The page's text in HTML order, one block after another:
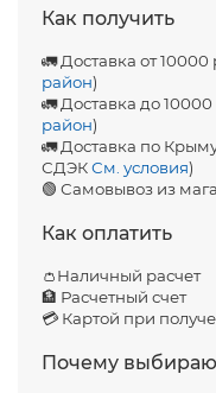
Как получить
🚛 Доставка от
район)
🚛 Доставка до
район)
🚛 Доставка по
СДЭКСм. условия)
🟢 Самовывоз из
Как оплатить
👛Наличный расчет
🏦 Расчетный счет
💳 Картой при
Почему